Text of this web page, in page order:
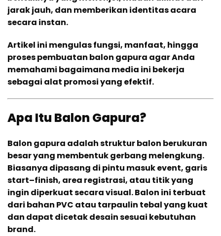
jarak jauh, dan memberikan identitas acara
secara instan.
Artikel ini mengulas fungsi, manfaat, hingga
proses pembuatan balon gapura agar Anda
memahami bagaimana media ini bekerja
sebagai alat promosi yang efektif.
Apa Itu Balon Gapura?
Balon gapura adalah struktur balon berukuran
besar yang membentuk gerbang melengkung.
Biasanya dipasang di pintu masuk event, garis
start–finish, area registrasi, atau titik yang
ingin diperkuat secara visual. Balon ini terbuat
dari bahan PVC atau tarpaulin tebal yang kuat
dan dapat dicetak desain sesuai kebutuhan
brand.